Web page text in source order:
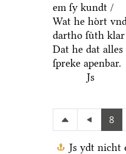
em ſy kundt /
Wat he hoͤrt
dartho ſuͤth
Dat he dat
ſpreke apenbar.
Js
8
Js ydt nicht